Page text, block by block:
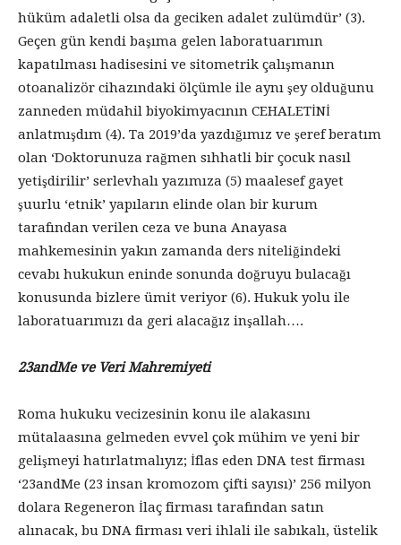
hüküm adaletli olsa da geciken adalet zulümdür’ (3).
Geçen gün kendi başıma gelen laboratuarımın
kapatılması hadisesini ve sitometrik çalışmanın
otoanalizör cihazındaki ölçümle ile aynı şey olduğunu
zanneden müdahil biyokimyacının CEHALETİNİ
anlatmışdım (4). Ta 2019’da yazdığımız ve şeref beratım
olan ‘Doktorunuza rağmen sıhhatli bir çocuk nasıl
yetişdirilir’ serlevhalı yazımıza (5) maalesef gayet
şuurlu ‘etnik’ yapıların elinde olan bir kurum
tarafından verilen ceza ve buna Anayasa
mahkemesinin yakın zamanda ders niteliğindeki
cevabı hukukun eninde sonunda doğruyu bulacağı
konusunda bizlere ümit veriyor (6). Hukuk yolu ile
laboratuarımızı da geri alacağız inşallah….
23andMe ve Veri Mahremiyeti
Roma hukuku vecizesinin konu ile alakasını
mütalaasına gelmeden evvel çok mühim ve yeni bir
gelişmeyi hatırlatmalıyız; İflas eden DNA test firması
‘23andMe (23 insan kromozom çifti sayısı)’ 256 milyon
dolara Regeneron İlaç firması tarafından satın
alınacak, bu DNA firması veri ihlali ile sabıkalı, üstelik